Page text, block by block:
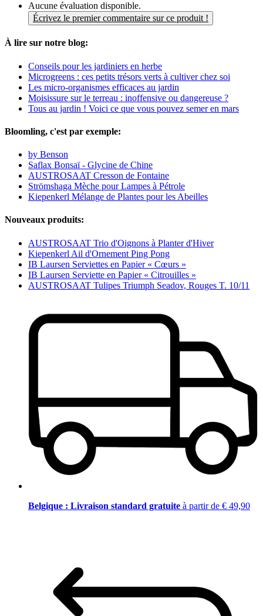
Aucune évaluation disponible.
Écrivez le premier commentaire sur ce produit !
À lire sur notre blog:
Conseils pour les jardiniers en herbe
Microgreens : ces petits trésors verts à cultiver chez soi
Les micro-organismes efficaces au jardin
Moisissure sur le terreau : inoffensive ou dangereuse ?
Tous au jardin ! Voici ce que vous pouvez semer en mars
Bloomling, c'est par exemple:
by Benson
Saflax Bonsaï - Glycine de Chine
AUSTROSAAT Cresson de Fontaine
Strömshaga Mèche pour Lampes à Pétrole
Kiepenkerl Mélange de Plantes pour les Abeilles
Nouveaux produits:
AUSTROSAAT Trio d'Oignons à Planter d'Hiver
Kiepenkerl Ail d'Ornement Ping Pong
IB Laursen Serviettes en Papier « Cœurs »
IB Laursen Serviette en Papier « Citrouilles »
AUSTROSAAT Tulipes Triumph Seadov, Rouges T. 10/11
Belgique : Livraison standard gratuite à partir de € 49,90